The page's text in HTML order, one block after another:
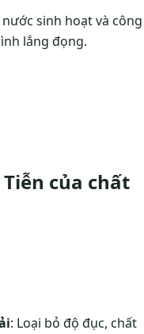
sinh hoạt và công
lắng đọng.
của chất
: Loại bỏ độ đục, chất